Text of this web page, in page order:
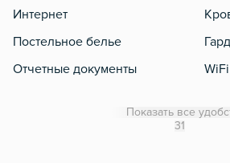
Интернет
Постельное белье
Отчетные документы WiFi
Показать все
31